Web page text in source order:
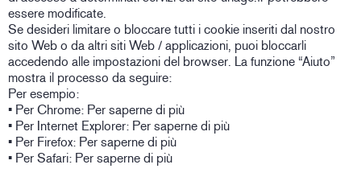
essere modificate.
Se desideri limitare o bloccare tutti i cookie inseriti dal nostro
sito Web o da altri siti Web / applicazioni, puoi bloccarli
accedendo alle impostazioni del browser. La funzione “Aiuto”
mostra il processo da seguire:
Per esempio:
• Per Chrome: Per saperne di più
• Per Internet Explorer: Per saperne di più
• Per Firefox: Per saperne di più
• Per Safari: Per saperne di più